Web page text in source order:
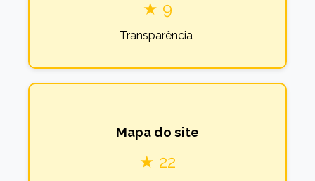
★ 9
Transparência
Mapa do site
★ 22